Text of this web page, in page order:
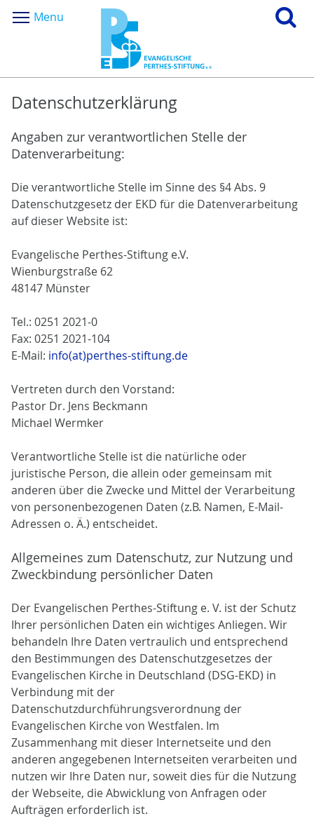
Menu
Datenschutzerklärung
Angaben zur verantwortlichen Stelle der
Datenverarbeitung:
Die verantwortliche Stelle im Sinne des §4 Abs. 9
Datenschutzgesetz der EKD für die Datenverarbeitung
auf dieser Website ist:
Evangelische Perthes-Stiftung e.V.
Wienburgstraße 62
48147 Münster
Tel.: 0251 2021-0
Fax: 0251 2021-104
E-Mail: info(at)perthes-stiftung.de
Vertreten durch den Vorstand:
Pastor Dr. Jens Beckmann
Michael Wermker
Verantwortliche Stelle ist die natürliche oder
juristische Person, die allein oder gemeinsam mit
anderen über die Zwecke und Mittel der Verarbeitung
von personenbezogenen Daten (z.B. Namen, E-Mail-
Adressen o. Ä.) entscheidet.
Allgemeines zum Datenschutz, zur Nutzung und
Zweckbindung persönlicher Daten
Der Evangelischen Perthes-Stiftung e. V. ist der Schutz
Ihrer persönlichen Daten ein wichtiges Anliegen. Wir
behandeln Ihre Daten vertraulich und entsprechend
den Bestimmungen des Datenschutzgesetzes der
Evangelischen Kirche in Deutschland (DSG-EKD) in
Verbindung mit der
Datenschutzdurchführungsverordnung der
Evangelischen Kirche von Westfalen. Im
Zusammenhang mit dieser Internetseite und den
anderen angegebenen Internetseiten verarbeiten und
nutzen wir Ihre Daten nur, soweit dies für die Nutzung
der Webseite, die Abwicklung von Anfragen oder
Aufträgen erforderlich ist.